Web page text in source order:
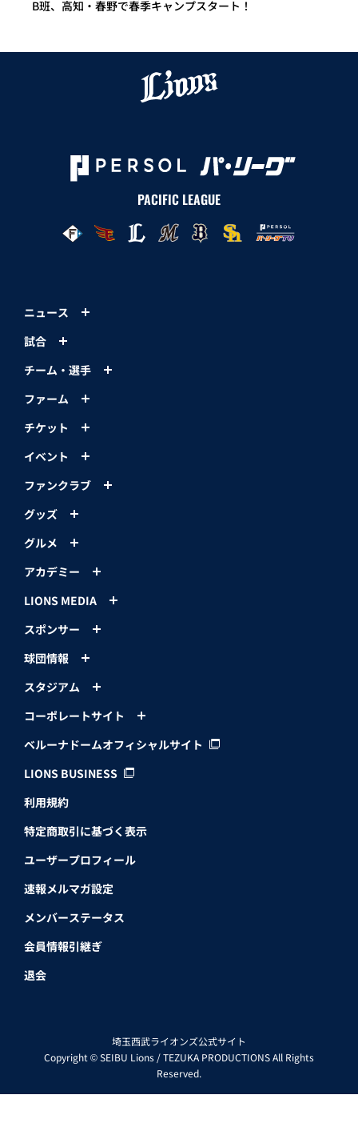
B班、高知・春野で春季キャンプスタート！
PACIFIC LEAGUE
ニュース
試合
チーム・選手
ファーム
チケット
イベント
ファンクラブ
グッズ
グルメ
アカデミー
LIONS MEDIA
スポンサー
球団情報
スタジアム
コーポレートサイト
ベルーナドームオフィシャルサイト
LIONS BUSINESS
利用規約
特定商取引に基づく表示
ユーザープロフィール
速報メルマガ設定
メンバーステータス
会員情報引継ぎ
退会
埼玉西武ライオンズ公式サイト
Copyright © SEIBU Lions / TEZUKA PRODUCTIONS All Rights
Reserved.